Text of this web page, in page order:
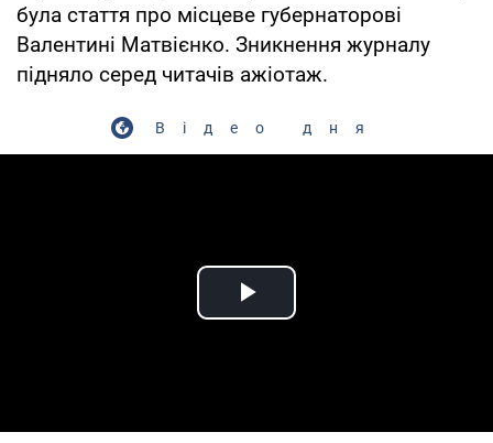
була стаття про місцеве губернаторові
Валентині Матвієнко. Зникнення журналу
підняло серед читачів ажіотаж.
Відео дня
Play Video